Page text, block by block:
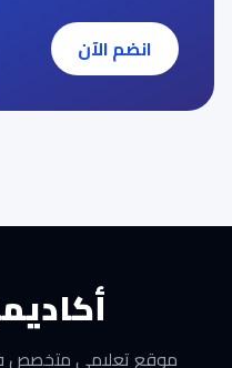
انضم الآن
موقع تعليمي متخصص في